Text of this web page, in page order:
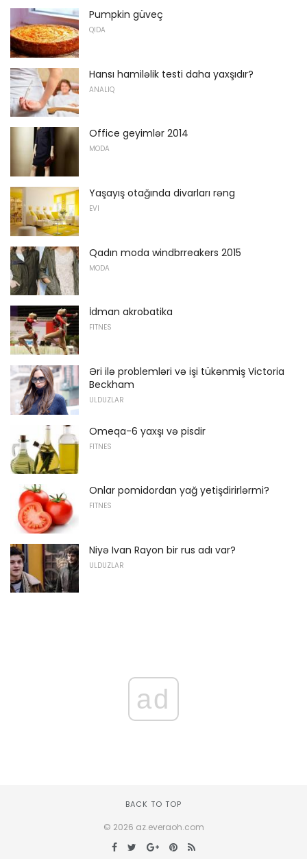
Pumpkin güveç
QIDA
Hansı hamiləlik testi daha yaxşıdır?
ANALIQ
Office geyimlər 2014
MODA
Yaşayış otağında divarları rəng
EVI
Qadın moda windbrreakers 2015
MODA
İdman akrobatika
FITNES
Əri ilə problemləri və işi tükənmiş Victoria
Beckham
ULDUZLAR
Omeqa-6 yaxşı və pisdir
FITNES
Onlar pomidordan yağ yetişdirirlərmi?
FITNES
Niyə Ivan Rayon bir rus adı var?
ULDUZLAR
ad
BACK TO TOP
© 2026 az.everaoh.com